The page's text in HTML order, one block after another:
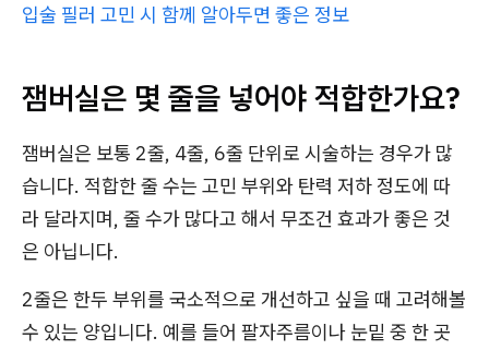
입술 필러 고민 시 함께 알아두면 좋은 정보
잼버실은 몇 줄을 넣어야 적합한가요?
잼버실은 보통 2줄, 4줄, 6줄 단위로 시술하는 경우가 많
습니다. 적합한 줄 수는 고민 부위와 탄력 저하 정도에 따
라 달라지며, 줄 수가 많다고 해서 무조건 효과가 좋은 것
은 아닙니다.
2줄은 한두 부위를 국소적으로 개선하고 싶을 때 고려해볼
수 있는 양입니다. 예를 들어 팔자주름이나 눈밑 중 한 곳